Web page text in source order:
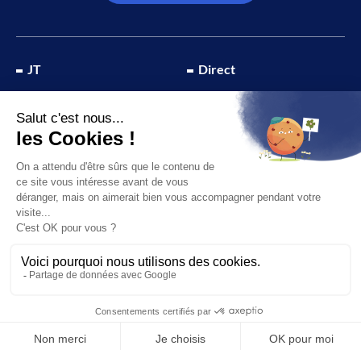
JT
ÉCONOMIE
CULTURE & LOISIRS
SPORT
Direct
À propos de nous
Recevoir la chaîne
© 2026 Canal 32 – Site réalisé par le Studio Ikadia